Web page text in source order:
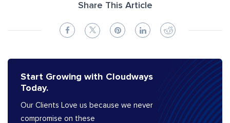
Share This Article
Start Growing with Cloudways
Today.
Our Clients Love us because we never
compromise on these